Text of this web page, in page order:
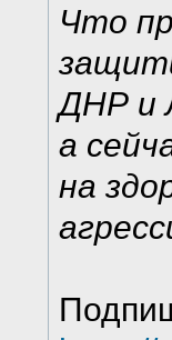
Что
ДНР и
а
на